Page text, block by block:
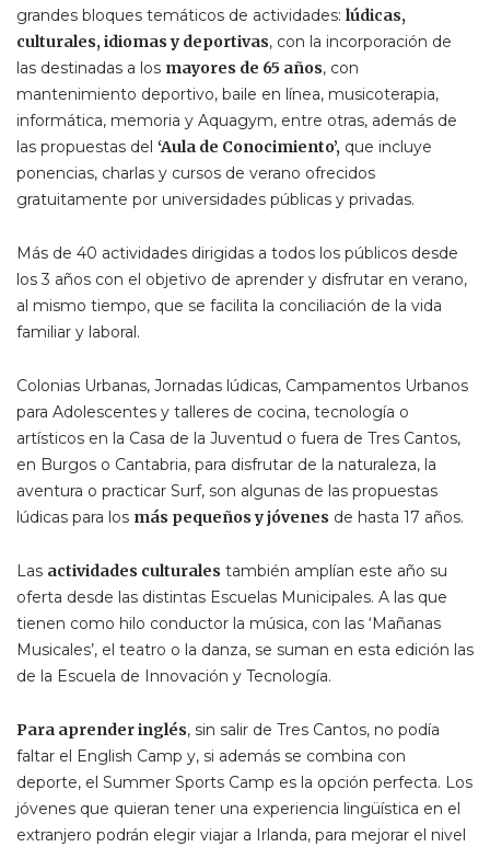
grandes bloques temáticos de actividades: lúdicas,
culturales, idiomas y deportivas, con la incorporación de
las destinadas a los mayores de 65 años, con
mantenimiento deportivo, baile en línea, musicoterapia,
informática, memoria y Aquagym, entre otras, además de
las propuestas del ‘Aula de Conocimiento’, que incluye
ponencias, charlas y cursos de verano ofrecidos
gratuitamente por universidades públicas y privadas.
Más de 40 actividades dirigidas a todos los públicos desde
los 3 años con el objetivo de aprender y disfrutar en verano,
al mismo tiempo, que se facilita la conciliación de la vida
familiar y laboral.
Colonias Urbanas, Jornadas lúdicas, Campamentos Urbanos
para Adolescentes y talleres de cocina, tecnología o
artísticos en la Casa de la Juventud o fuera de Tres Cantos,
en Burgos o Cantabria, para disfrutar de la naturaleza, la
aventura o practicar Surf, son algunas de las propuestas
lúdicas para los más pequeños y jóvenes de hasta 17 años.
Las actividades culturales también amplían este año su
oferta desde las distintas Escuelas Municipales. A las que
tienen como hilo conductor la música, con las ‘Mañanas
Musicales’, el teatro o la danza, se suman en esta edición las
de la Escuela de Innovación y Tecnología.
Para aprender inglés, sin salir de Tres Cantos, no podía
faltar el English Camp y, si además se combina con
deporte, el Summer Sports Camp es la opción perfecta. Los
jóvenes que quieran tener una experiencia lingüística en el
extranjero podrán elegir viajar a Irlanda, para mejorar el nivel